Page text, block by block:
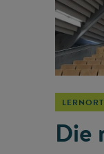
Die